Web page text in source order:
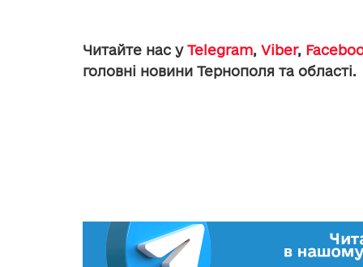
Читайте нас у Telegram, Viber,
головні новини Тернополя та області.